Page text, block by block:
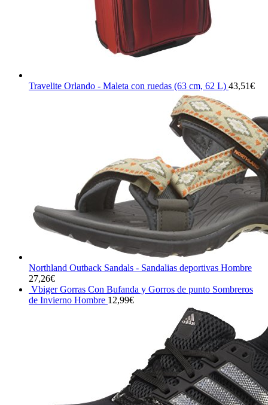
Travelite Orlando - Maleta con ruedas (63 cm, 62 L) 43,51€
Northland Outback Sandals - Sandalias deportivas Hombre
27,26€
Vbiger Gorras Con Bufanda y Gorros de punto Sombreros
de Invierno Hombre 12,99€